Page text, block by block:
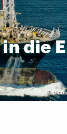
©
indie